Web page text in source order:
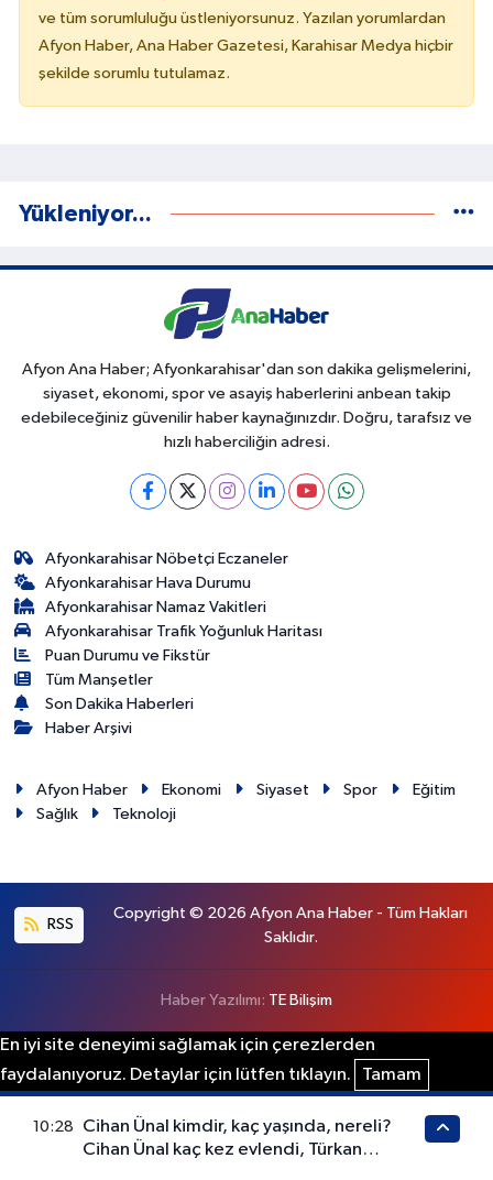
ve tüm sorumluluğu üstleniyorsunuz. Yazılan yorumlardan
Afyon Haber, Ana Haber Gazetesi, Karahisar Medya hiçbir
şekilde sorumlu tutulamaz.
Yükleniyor...
Afyon Ana Haber; Afyonkarahisar'dan son dakika gelişmelerini,
siyaset, ekonomi, spor ve asayiş haberlerini anbean takip
edebileceğiniz güvenilir haber kaynağınızdır. Doğru, tarafsız ve
hızlı haberciliğin adresi.
Afyonkarahisar Nöbetçi Eczaneler
Afyonkarahisar Hava Durumu
Afyonkarahisar Namaz Vakitleri
Afyonkarahisar Trafik Yoğunluk Haritası
Puan Durumu ve Fikstür
Tüm Manşetler
Son Dakika Haberleri
Haber Arşivi
Afyon Haber Ekonomi Siyaset Spor
Eğitim
Sağlık
Teknoloji
RSS
Copyright © 2026 Afyon Ana Haber - Tüm Hakları
Saklıdır.
Haber Yazılımı: TE Bilişim
En iyi site deneyimi sağlamak için çerezlerden
faydalanıyoruz. Detaylar için lütfen tıklayın.
Tamam
10:28
Cihan Ünal kimdir, kaç yaşında, nereli?
Cihan Ünal kaç kez evlendi, Türkan